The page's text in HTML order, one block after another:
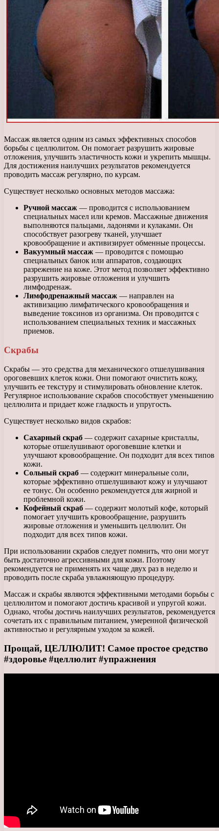
Массаж является одним из самых эффективных способов
борьбы с целлюлитом. Он помогает разрушить жировые
отложения, улучшить эластичность кожи и укрепить мышцы.
Для достижения наилучших результатов рекомендуется
проводить массаж регулярно, по курсам.
Существует несколько основных методов массажа:
Ручной массаж — проводится с использованием
специальных масел или кремов. Массажные движения
выполняются пальцами, ладонями и кулаками. Он
способствует разогреву тканей, улучшает
кровообращение и активизирует обменные процессы.
Вакуумный массаж — проводится с помощью
специальных банок или аппаратов, создающих
разрежение на коже. Этот метод позволяет эффективно
разрушить жировые отложения и улучшить
лимфодренаж.
Лимфодренажный массаж — направлен на
активизацию лимфатического кровообращения и
выведение токсинов из организма. Он проводится с
использованием специальных техник и массажных
приемов.
Скрабы
Скрабы — это средства для механического отшелушивания
ороговевших клеток кожи. Они помогают очистить кожу,
улучшить ее текстуру и стимулировать обновление клеток.
Регулярное использование скрабов способствует уменьшению
целлюлита и придает коже гладкость и упругость.
Существует несколько видов скрабов:
Сахарный скраб — содержит сахарные кристаллы,
которые отшелушивают ороговевшие клетки и
улучшают кровообращение. Он подходит для всех типов
кожи.
Сольный скраб — содержит минеральные соли,
которые эффективно отшелушивают кожу и улучшают
ее тонус. Он особенно рекомендуется для жирной и
проблемной кожи.
Кофейный скраб — содержит молотый кофе, который
помогает улучшить кровообращение, разрушить
жировые отложения и уменьшить целлюлит. Он
подходит для всех типов кожи.
При использовании скрабов следует помнить, что они могут
быть достаточно агрессивными для кожи. Поэтому
рекомендуется не применять их чаще двух раз в неделю и
проводить после скраба увлажняющую процедуру.
Массаж и скрабы являются эффективными методами борьбы с
целлюлитом и помогают достичь красивой и упругой кожи.
Однако, чтобы достичь наилучших результатов, рекомендуется
сочетать их с правильным питанием, умеренной физической
активностью и регулярным уходом за кожей.
Прощай, ЦЕЛЛЮЛИТ! Самое простое средство
#здоровье #целлюлит #упражнения